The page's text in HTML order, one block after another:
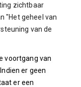
zichtbaar
"Het geheel van
van de
voortgang van
er geen
er een